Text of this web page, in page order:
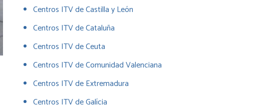
Centros ITV de Castilla y León
Centros ITV de Cataluña
Centros ITV de Ceuta
Centros ITV de Comunidad Valenciana
Centros ITV de Extremadura
Centros ITV de Galícia